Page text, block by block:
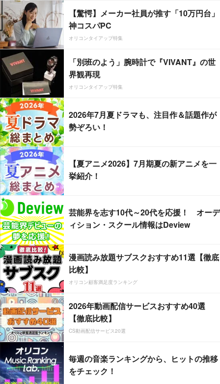
【驚愕】メーカー社員が推す「10万円台」
神コスパPC
オリコンタイアップ特集
「別班のよう」腕時計で『VIVANT』の世
界観再現
オリコンタイアップ特集
2026年7月夏ドラマも、注目作＆話題作が
勢ぞろい！
【夏アニメ2026】7月期夏の新アニメを一
挙紹介！
芸能界を志す10代～20代を応援！ オーデ
ィション・スクール情報はDeview
漫画読み放題サブスクおすすめ11選【徹底
比較】
オリコン顧客満足度ランキング
2026年動画配信サービスおすすめ40選
【徹底比較】
CS動画配信サービス20選
毎週の音楽ランキングから、ヒットの推移
をチェック！